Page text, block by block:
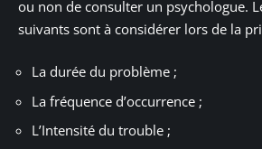
ou non de consulter un psychologue.
suivants sont à considérer lors de la
La durée du problème ;
La fréquence d’occurrence ;
L’Intensité du trouble ;